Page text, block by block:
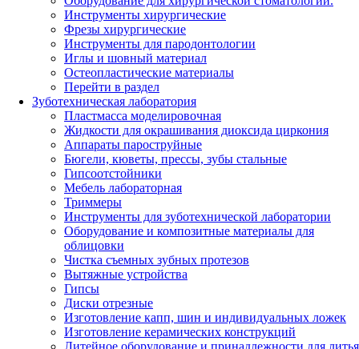
Инструменты хирургические
Фрезы хирургические
Инструменты для пародонтологии
Иглы и шовный материал
Остеопластические материалы
Перейти в раздел
Зуботехническая лаборатория
Пластмасса моделировочная
Жидкости для окрашивания диоксида циркония
Аппараты пароструйные
Бюгели, кюветы, прессы, зубы стальные
Гипсоотстойники
Мебель лабораторная
Триммеры
Инструменты для зуботехнической лаборатории
Оборудование и композитные материалы для
облицовки
Чистка съемных зубных протезов
Вытяжные устройства
Гипсы
Диски отрезные
Изготовление капп, шин и индивидуальных ложек
Изготовление керамических конструкций
Литейное оборудование и принадлежности для литья